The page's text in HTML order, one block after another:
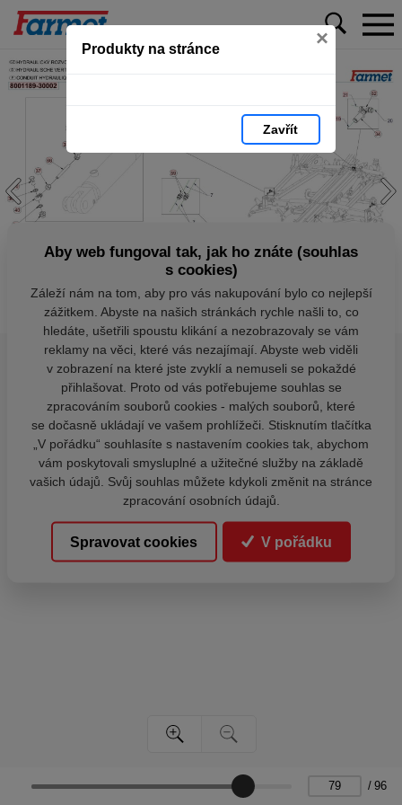
Produkty na stránce ×
Zavřít
/ 96
Aby web fungoval tak, jak ho znáte (souhlas
s cookies)
Záleží nám na tom, aby pro vás nakupování bylo co nejlepší
zážitkem. Abyste na našich stránkách rychle našli to, co
hledáte, ušetřili spoustu klikání a nezobrazovaly se vám
reklamy na věci, které vás nezajímají. Abyste web viděli
v zobrazení na které jste zvyklí a nemuseli se pokaždé
přihlašovat. Proto od vás potřebujeme souhlas se
zpracováním souborů cookies - malých souborů, které
se dočasně ukládají ve vašem prohlížeči. Stisknutím tlačítka
„V pořádku“ souhlasíte s nastavením cookies tak, abychom
vám poskytovali smysluplné a užitečné služby na základě
vašich údajů. Svůj souhlas můžete kdykoli změnit na stránce
zpracování osobních údajů.
Spravovat cookies V pořádku